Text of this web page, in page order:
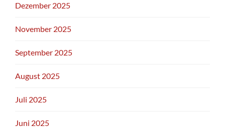
Dezember 2025
November 2025
September 2025
August 2025
Juli 2025
Juni 2025